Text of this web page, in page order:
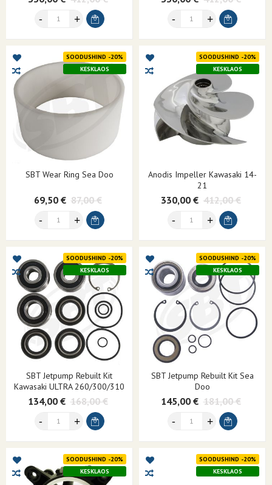
SOODUSHIND -20%
KESKLAOS
SBT Wear Ring Sea Doo
69,50 € 87,00 €
SOODUSHIND -20%
KESKLAOS
Anodis Impeller Kawasaki 14-
21
330,00 € 412,00 €
SOODUSHIND -20%
KESKLAOS
SBT Jetpump Rebuilt Kit
Kawasaki ULTRA 260/300/310
134,00 € 168,00 €
SOODUSHIND -20%
KESKLAOS
SBT Jetpump Rebuilt Kit Sea
Doo
145,00 € 181,00 €
SOODUSHIND -20%
KESKLAOS
SOODUSHIND -20%
KESKLAOS